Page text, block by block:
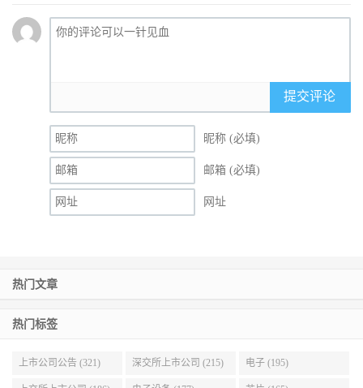
提交评论
昵称 (必填)
邮箱 (必填)
网址
热门文章
热门标签
上市公司公告 (321) 深交所上市公司 (215) 电子 (195)